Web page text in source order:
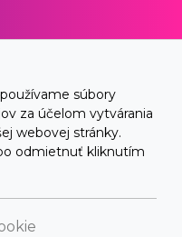
súbory
za účelom vytvárania
webovej stránky.
odmietnuť kliknutím
s.r.o., Všetky práva